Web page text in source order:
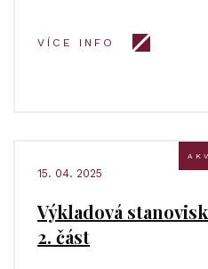
VÍCE INFO
15. 04. 2025
Výkladová
2. část